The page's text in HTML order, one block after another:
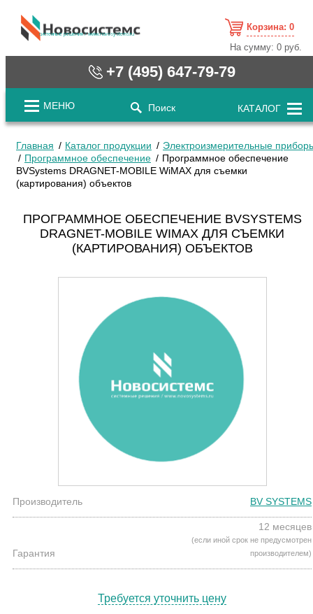
cистемные решения / www.novosystems.ru
Корзина: 0
На сумму:0 руб.
+7 (495) 647-79-79
МЕНЮ Поиск КАТАЛОГ
Главная Каталог продукции
Электроизмерительные
Программное обеспечение
Программное обеспечение
BVSystems DRAGNET-MOBILE WiMAX для съемки
(картирования) объектов
ПРОГРАММНОЕ ОБЕСПЕЧЕНИЕ BVSYSTEMS
DRAGNET-MOBILE WIMAX ДЛЯ СЪЕМКИ
(КАРТИРОВАНИЯ) ОБЪЕКТОВ
Производитель BV SYSTEMS
Гарантия
12 месяцев
(если иной срок не предусмотрен
производителем)
Требуется уточнить цену